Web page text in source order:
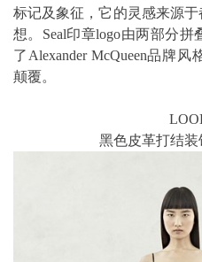
标记及象征，它的灵感来源
想。Seal印章logo由两部分
了Alexander McQueen品牌
颠覆。
黑色皮革打结装